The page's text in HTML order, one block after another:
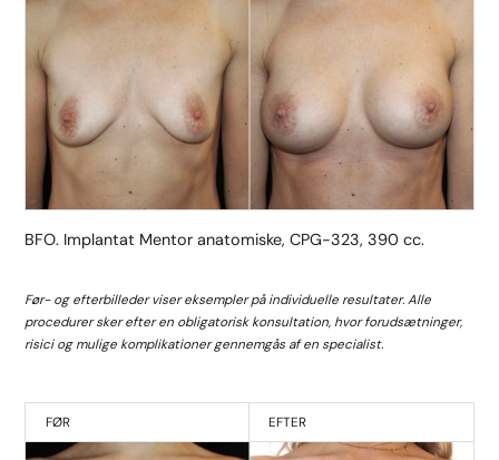
BFO. Implantat Mentor anatomiske, CPG-323, 390 cc.
Før- og efterbilleder viser eksempler på individuelle resultater. Alle
procedurer sker efter en obligatorisk konsultation, hvor forudsætninger,
risici og mulige komplikationer gennemgås af en specialist.
FØR EFTER